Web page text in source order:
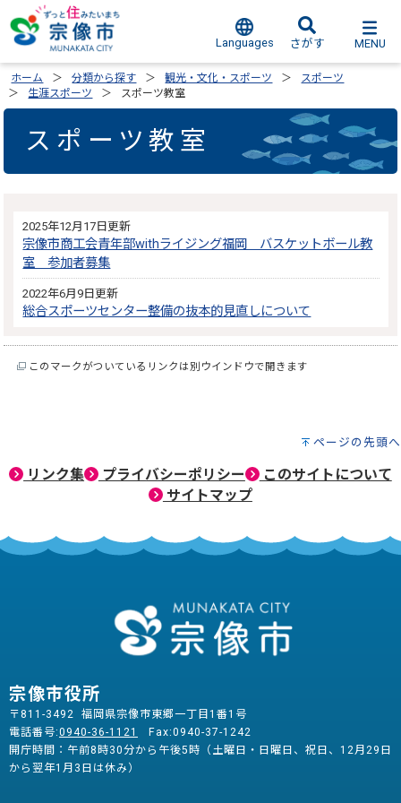
Languages さがす MENU
ホーム 分類から探す 観光・文化・スポーツ
スポーツ
生涯スポーツ
スポーツ教室
スポーツ教室
2025年12月17日更新
宗像市商工会青年部withライジング福岡 バスケットボール教
室 参加者募集
2022年6月9日更新
総合スポーツセンター整備の抜本的見直しについて
このマークがついているリンクは別ウインドウで開きます
ページの先頭へ
リンク集 プライバシーポリシー
このサイトについて
サイトマップ
宗像市役所
〒811-3492 福岡県宗像市東郷一丁目1番1号
電話番号:0940-36-1121
Fax:0940-37-1242
開庁時間：午前8時30分から午後5時（土曜日・日曜日、祝日、12月29日
から翌年1月3日は休み）